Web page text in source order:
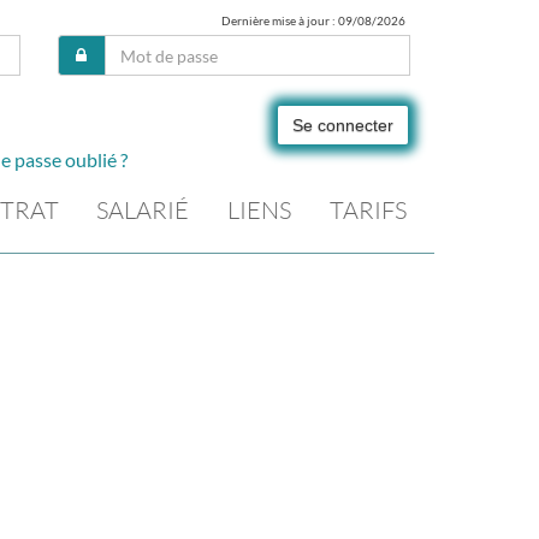
Dernière mise à jour : 09/08/2026
Se connecter
passe oublié ?
SALARIÉ LIENS TARIFS